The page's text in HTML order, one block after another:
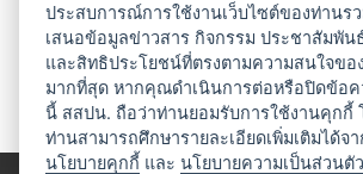
ประสบการณ์การใช้งานเว็บไซต์ของท่านร
เสนอข้อมูลข่าวสาร กิจกรรม ประชาสัมพัน
และสิทธิประโยชน์ที่ตรงตามความสนใจข
มากที่สุด หากคุณดำเนินการต่อหรือปิดข้อค
นี้ สสปน. ถือว่าท่านยอมรับการใช้งานคุกกี้
ท่านสามารถศึกษารายละเอียดเพิ่มเติมได้จา
นโยบายคุกกี้ และนโยบายความเป็นส่วนตั